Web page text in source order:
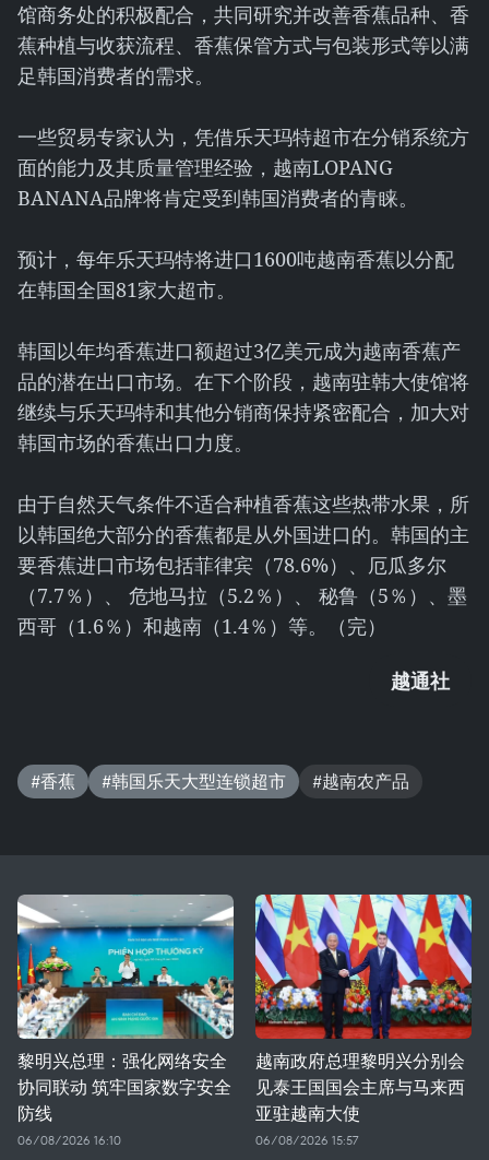
馆商务处的积极配合，共同研究并改善香蕉品种、香
蕉种植与收获流程、香蕉保管方式与包装形式等以满
足韩国消费者的需求。
一些贸易专家认为，凭借乐天玛特超市在分销系统方
面的能力及其质量管理经验，越南LOPANG
BANANA品牌将肯定受到韩国消费者的青睐。
预计，每年乐天玛特将进口1600吨越南香蕉以分配
在韩国全国81家大超市。
韩国以年均香蕉进口额超过3亿美元成为越南香蕉产
品的潜在出口市场。在下个阶段，越南驻韩大使馆将
继续与乐天玛特和其他分销商保持紧密配合，加大对
韩国市场的香蕉出口力度。
由于自然天气条件不适合种植香蕉这些热带水果，所
以韩国绝大部分的香蕉都是从外国进口的。韩国的主
要香蕉进口市场包括菲律宾（78.6%）、厄瓜多尔
（7.7％）、 危地马拉（5.2％）、 秘鲁（5％）、墨
西哥（1.6％）和越南（1.4％）等。（完）
越通社
#香蕉 #韩国乐天大型连锁超市 #越南农产品
黎明兴总理：强化网络安全
协同联动 筑牢国家数字安全
防线
06/08/2026 16:10
越南政府总理黎明兴分别会
见泰王国国会主席与马来西
亚驻越南大使
06/08/2026 15:57